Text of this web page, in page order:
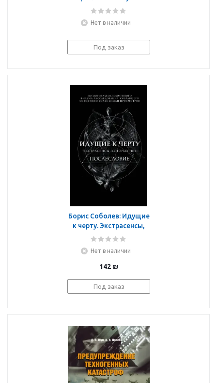
Нет в наличии
Под заказ
Борис Соболев: Идущие
к черту. Экстрасенсы,
которых нет
Нет в наличии
142 ₪
Под заказ